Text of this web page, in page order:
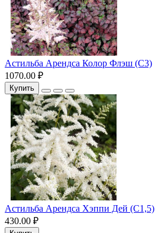
Астильба Арендса Колор Флэш (С3)
1070.00 ₽
Купить
Астильба Арендса Хэппи Дей (С1,5)
430.00 ₽